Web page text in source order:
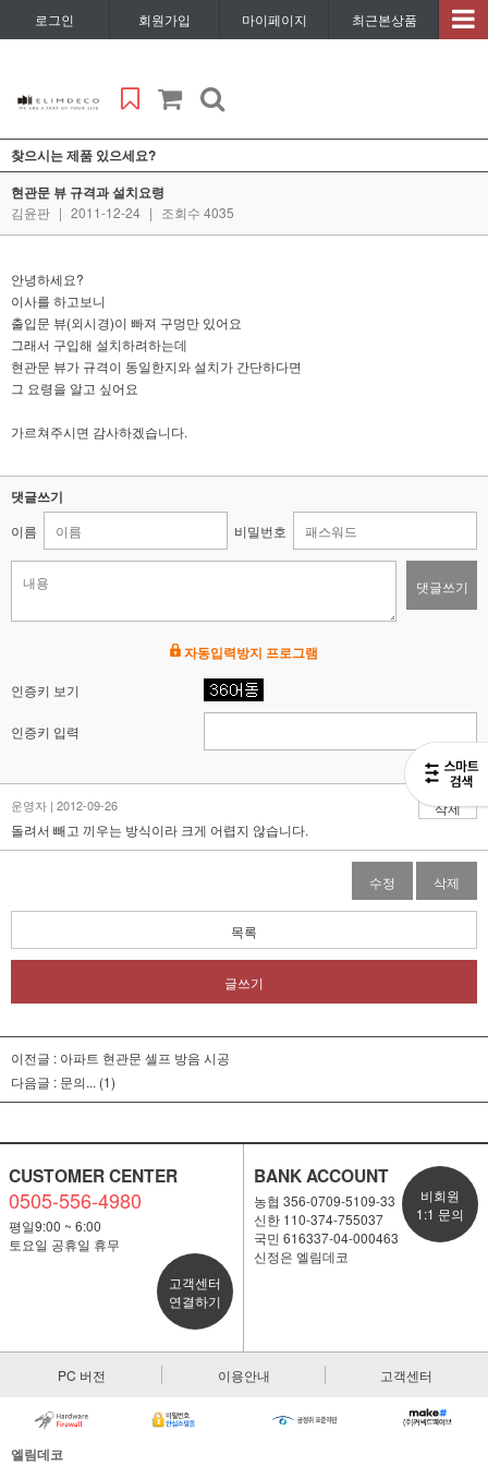
로그인 회원가입 마이페이지 최근본상품
찾으시는 제품 있으세요?
현관문 뷰 규격과 설치요령
김윤판 | 2011-12-24 | 조회수 4035
안녕하세요?
이사를 하고보니
출입문 뷰(외시경)이 빠져 구멍만 있어요
그래서 구입해 설치하려하는데
현관문 뷰가 규격이 동일한지와 설치가 간단하다면
그 요령을 알고 싶어요
가르쳐주시면 감사하겠습니다.
댓글쓰기
이름 비밀번호
댓글쓰기
자동입력방지 프로그램
인증키 보기
인증키 입력
운영자 | 2012-09-26
삭제
돌려서 빼고 끼우는 방식이라 크게 어렵지 않습니다.
수정 삭제
목록
글쓰기
이전글 : 아파트 현관문 셀프 방음 시공
다음글 : 문의... (1)
CUSTOMER CENTER
0505-556-4980
평일9:00 ~ 6:00
토요일 공휴일 휴무
고객센터
연결하기
BANK ACCOUNT
농협 356-0709-5109-33
신한 110-374-755037
국민 616337-04-000463
신정은 엘림데코
비회원
1:1 문의
PC 버전 이용안내 고객센터
엘림데코